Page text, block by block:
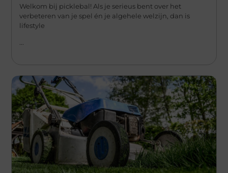
Welkom bij picklebal! Als je serieus bent over het
verbeteren van je spel én je algehele welzijn, dan is
lifestyle